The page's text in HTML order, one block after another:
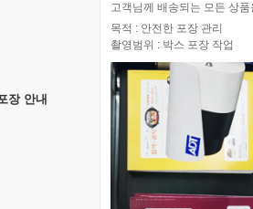
장 안내
고객님께 배송되는 모든 상
목적 : 안전한 포장 관리
촬영범위 : 박스 포장 작업